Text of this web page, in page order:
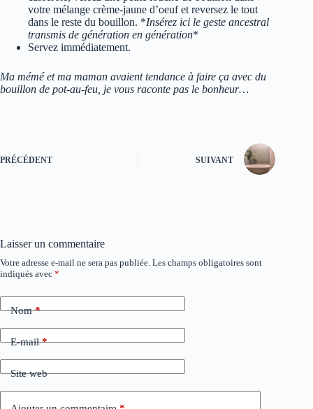
votre mélange crème-jaune d’oeuf et reversez le tout
dans le reste du bouillon. *Insérez ici le geste ancestral
transmis de génération en génération*
Servez immédiatement.
Ma mémé et ma maman avaient tendance à faire ça avec du
bouillon de pot-au-feu, je vous raconte pas le bonheur…
PRÉCÉDENT SUIVANT
Laisser un commentaire
Votre adresse e-mail ne sera pas publiée. Les champs obligatoires sont
indiqués avec *
Nom*
E-mail*
Site web
A
l
r
n
a
v
e